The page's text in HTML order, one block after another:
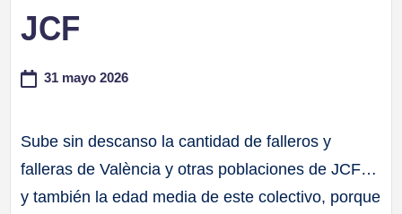
JCF
31 mayo 2026
Sube sin descanso la cantidad de falleros y
falleras de València y otras poblaciones de JCF…
y también la edad media de este colectivo, porque